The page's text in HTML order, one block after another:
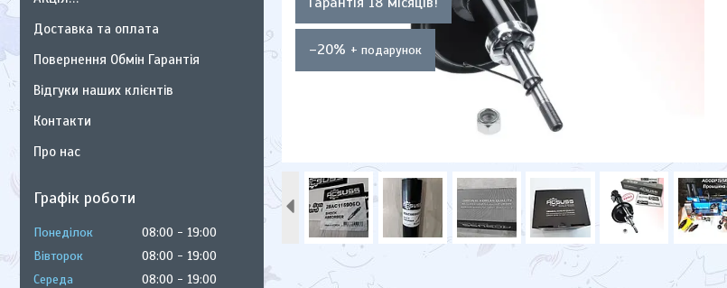
–20%
Доставка та оплата
Повернення Обмін Гарантія
Відгуки наших клієнтів
Контакти
Про нас
Графік роботи
Понеділок 08:00
19:00
Вівторок
08:00
19:00
Середа
08:00
19:00